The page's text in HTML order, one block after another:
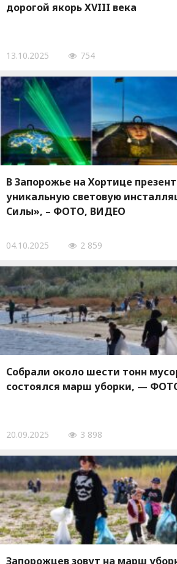
дорогой якорь XVIII века
13.10.2025 754
В Запорожье на Хортице
уникальную световую
Силы», – ФОТО, ВИДЕО
04.10.2025 2 859
Собрали около шести тонн
состоялся марш уборки, —
20.09.2025 3 898
Запорожцев зовут на марш